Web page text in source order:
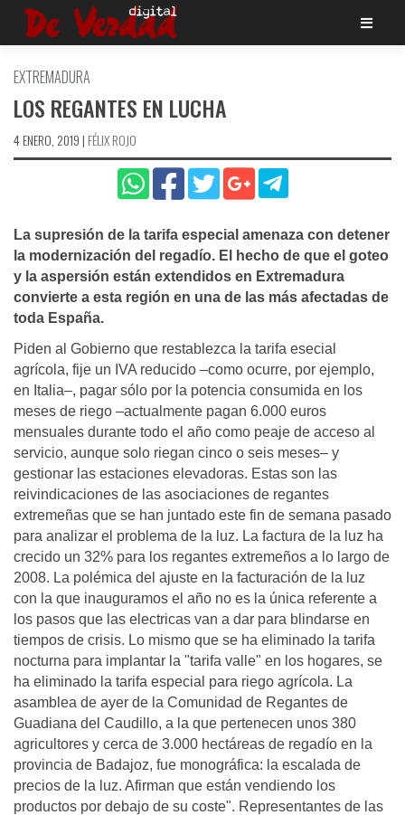
Saltar
EXTREMADURA
LOS REGANTES EN LUCHA
4 ENERO, 2019 | FÉLIX ROJO
La supresión de la tarifa especial amenaza con detener
la modernización del regadí­o. El hecho de que el goteo
y la aspersión están extendidos en Extremadura
convierte a esta región en una de las más afectadas de
toda España.
Piden al Gobierno que restablezca la tarifa esecial
agrícola, fije un IVA reducido –como ocurre, por ejemplo,
en Italia–, pagar sólo por la potencia consumida en los
meses de riego –actualmente pagan 6.000 euros
mensuales durante todo el año como peaje de acceso al
servicio, aunque solo riegan cinco o seis meses– y
gestionar las estaciones elevadoras. Estas son las
reivindicaciones de las asociaciones de regantes
extremeñas que se han juntado este fin de semana pasado
para analizar el problema de la luz. La factura de la luz ha
crecido un 32% para los regantes extremeños a lo largo de
2008. La polémica del ajuste en la facturación de la luz
con la que inauguramos el año no es la única referente a
los pasos que las electricas van a dar para blindarse en
tiempos de crisis. Lo mismo que se ha eliminado la tarifa
nocturna para implantar la "tarifa valle" en los hogares, se
ha eliminado la tarifa especial para riego agrícola. La
asamblea de ayer de la Comunidad de Regantes de
Guadiana del Caudillo, a la que pertenecen unos 380
agricultores y cerca de 3.000 hectáreas de regadío en la
provincia de Badajoz, fue monográfica: la escalada de
precios de la luz. Afirman que están vendiendo los
productos por debajo de su coste". Representantes de las